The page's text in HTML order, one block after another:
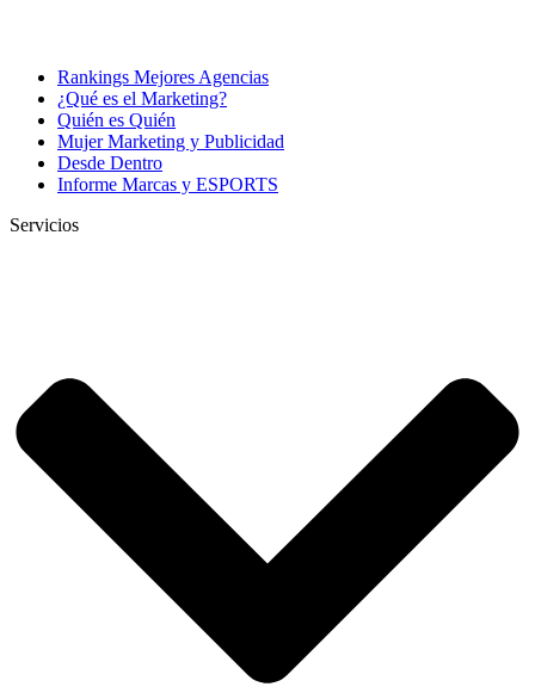
Rankings Mejores Agencias
¿Qué es el Marketing?
Quién es Quién
Mujer Marketing y Publicidad
Desde Dentro
Informe Marcas y ESPORTS
Servicios